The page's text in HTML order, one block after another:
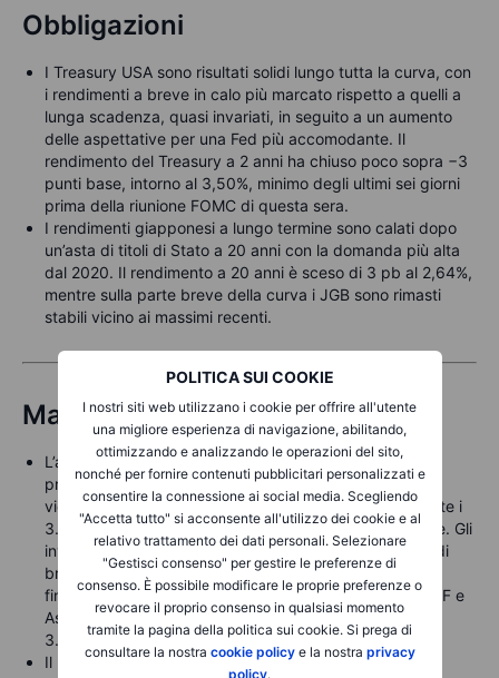
POLITICA SUI COOKIE
I nostri siti web utilizzano i cookie per offrire all'utente
una migliore esperienza di navigazione, abilitando,
ottimizzando e analizzando le operazioni del sito,
nonché per fornire contenuti pubblicitari personalizzati e
consentire la connessione ai social media. Scegliendo
"Accetta tutto" si acconsente all'utilizzo dei cookie e al
relativo trattamento dei dati personali. Selezionare
"Gestisci consenso" per gestire le preferenze di
consenso. È possibile modificare le proprie preferenze o
revocare il proprio consenso in qualsiasi momento
tramite la pagina della politica sui cookie. Si prega di
consultare la nostra cookie policye la nostra privacy
policy.
Obbligazioni
I Treasury USA sono risultati solidi lungo tutta la curva, con
i rendimenti a breve in calo più marcato rispetto a quelli a
lunga scadenza, quasi invariati, in seguito a un aumento
delle aspettative per una Fed più accomodante. Il
rendimento del Treasury a 2 anni ha chiuso poco sopra −3
punti base, intorno al 3,50%, minimo degli ultimi sei giorni
prima della riunione FOMC di questa sera.
I rendimenti giapponesi a lungo termine sono calati dopo
un’asta di titoli di Stato a 20 anni con la domanda più alta
dal 2020. Il rendimento a 20 anni è sceso di 3 pb al 2,64%,
mentre sulla parte breve della curva i JGB sono rimasti
stabili vicino ai massimi recenti.
Materie prime
L’argento ha registrato prese di profitto in attesa del
previsto taglio dei tassi USA di oggi, mentre l’oro resta
vicino ai massimi storici dopo aver superato brevemente i
3.700 USD martedì, sostenuto da un dollaro più debole. Gli
investitori restano tranquilli sul rischio di una reazione di
breve “sell the fact”, con la prospettiva di costi di
finanziamento più bassi e la domanda sostenuta da ETF e
Asia a fornire supporto. I livelli chiave sono a 3.545 e
3.500 USD.
Il Brent mantiene un rialzo di tre giorni su timori legati